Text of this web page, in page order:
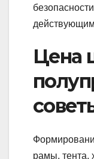
действующим
Цена
рамы, тента,